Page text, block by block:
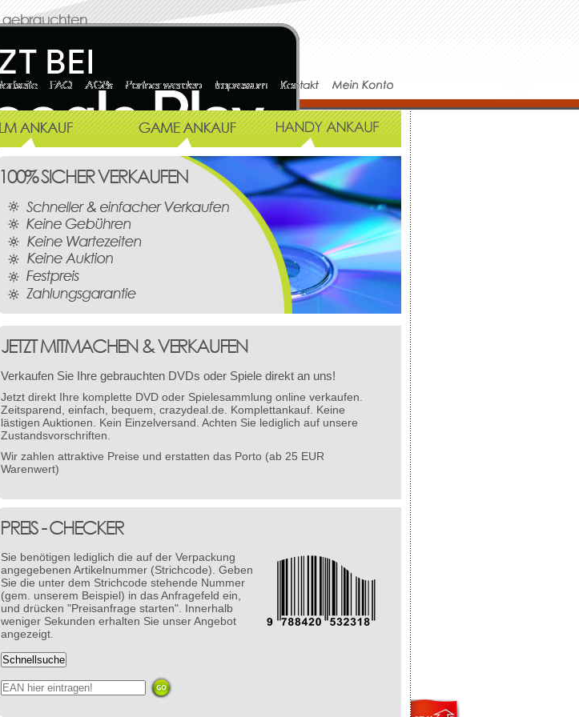
Verkaufen Sie Ihre gebrauchten DVDs oder Spiele direkt an uns!
Jetzt direkt Ihre komplette DVD oder Spielesammlung online verkaufen.
Zeitsparend, einfach, bequem, crazydeal.de. Komplettankauf. Keine
lästigen Auktionen. Kein Einzelversand. Achten Sie lediglich auf unsere
Zustandsvorschriften.
Wir zahlen attraktive Preise und erstatten das Porto (ab 25 EUR
Warenwert)
Sie benötigen lediglich die auf der Verpackung
angegebenen Artikelnummer (Strichcode). Geben
Sie die unter dem Strichcode stehende Nummer
(gem. unserem Beispiel) in das Anfragefeld ein,
und drücken "Preisanfrage starten". Innerhalb
weniger Sekunden erhalten Sie unser Angebot
angezeigt.